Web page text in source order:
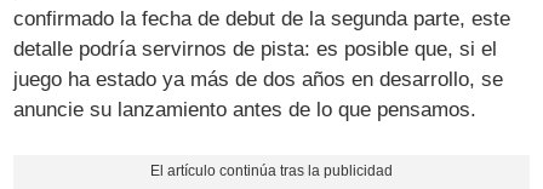
confirmado la fecha de debut de la segunda parte, este
detalle podría servirnos de pista: es posible que, si el
juego ha estado ya más de dos años en desarrollo, se
anuncie su lanzamiento antes de lo que pensamos.